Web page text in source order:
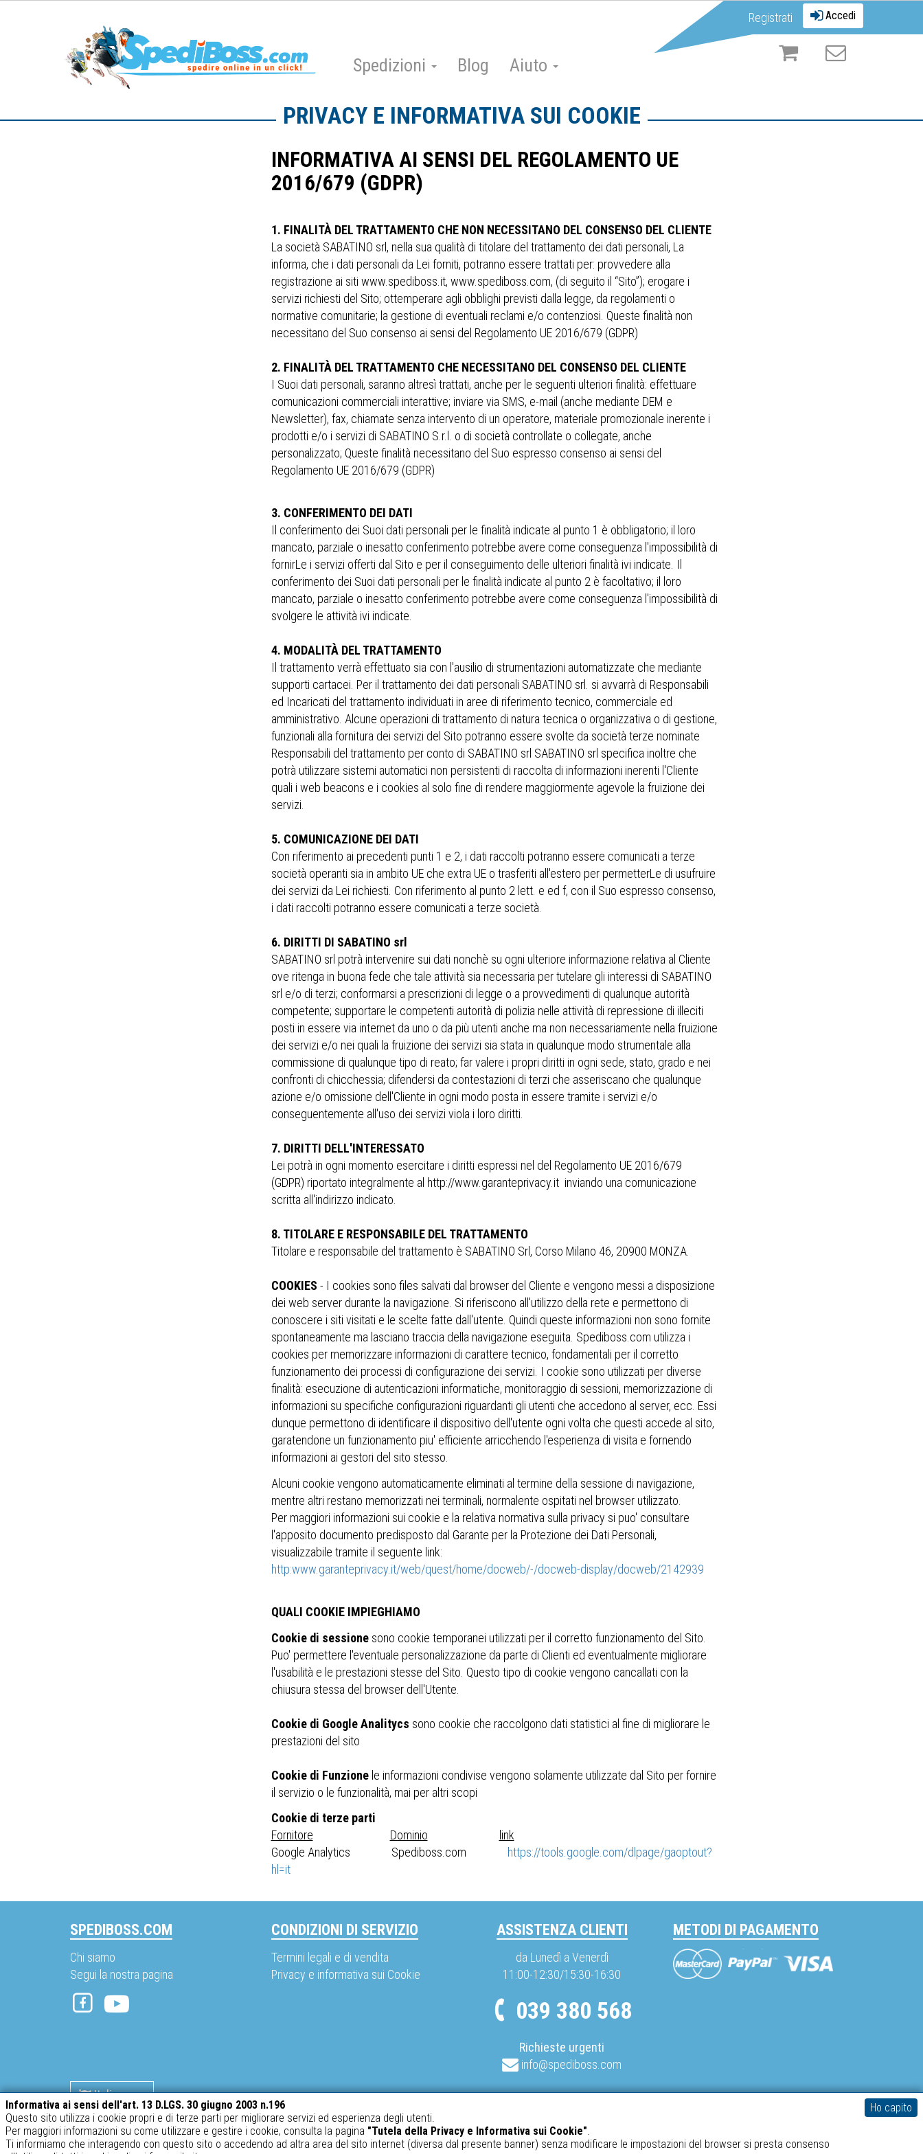
Informativa ai sensi dell'art. 13 D.LGS. 30 giugno 2003 n.196
Questo sito utilizza i cookie propri e di terze parti per migliorare servizi ed esperienza degli utenti.
Per maggiori informazioni su come utilizzare e gestire i cookie, consulta la pagina "Tutela della Privacy e Informativa sui Cookie".
Ti informiamo che interagendo con questo sito o accedendo ad altra area del sito internet (diversa dal presente banner) senza modificare le impostazioni del browser si presta consenso
Ho capito
Registrati Accedi
Spedizioni Blog Aiuto
PRIVACY E INFORMATIVA SUI COOKIE
INFORMATIVA AI SENSI DEL REGOLAMENTO UE
2016/679 (GDPR)
1. FINALITÀ DEL TRATTAMENTO CHE NON NECESSITANO DEL CONSENSO DEL CLIENTE
La società SABATINO srl, nella sua qualità di titolare del trattamento dei dati personali, La
informa, che i dati personali da Lei forniti, potranno essere trattati per: provvedere alla
registrazione ai siti www.spediboss.it, www.spediboss.com, (di seguito il “Sito”); erogare i
servizi richiesti del Sito; ottemperare agli obblighi previsti dalla legge, da regolamenti o
normative comunitarie; la gestione di eventuali reclami e/o contenziosi. Queste finalità non
necessitano del Suo consenso ai sensi del Regolamento UE 2016/679 (GDPR)
2. FINALITÀ DEL TRATTAMENTO CHE NECESSITANO DEL CONSENSO DEL CLIENTE
I Suoi dati personali, saranno altresì trattati, anche per le seguenti ulteriori finalità: effettuare
comunicazioni commerciali interattive; inviare via SMS, e-mail (anche mediante DEM e
Newsletter), fax, chiamate senza intervento di un operatore, materiale promozionale inerente i
prodotti e/o i servizi di SABATINO S.r.l. o di società controllate o collegate, anche
personalizzato; Queste finalità necessitano del Suo espresso consenso ai sensi del
Regolamento UE 2016/679 (GDPR)
3. CONFERIMENTO DEI DATI
Il conferimento dei Suoi dati personali per le finalità indicate al punto 1 è obbligatorio; il loro
mancato, parziale o inesatto conferimento potrebbe avere come conseguenza l'impossibilità di
fornirLe i servizi offerti dal Sito e per il conseguimento delle ulteriori finalità ivi indicate. Il
conferimento dei Suoi dati personali per le finalità indicate al punto 2 è facoltativo; il loro
mancato, parziale o inesatto conferimento potrebbe avere come conseguenza l'impossibilità di
svolgere le attività ivi indicate.
4. MODALITÀ DEL TRATTAMENTO
Il trattamento verrà effettuato sia con l'ausilio di strumentazioni automatizzate che mediante
supporti cartacei. Per il trattamento dei dati personali SABATINO srl. si avvarrà di Responsabili
ed Incaricati del trattamento individuati in aree di riferimento tecnico, commerciale ed
amministrativo. Alcune operazioni di trattamento di natura tecnica o organizzativa o di gestione,
funzionali alla fornitura dei servizi del Sito potranno essere svolte da società terze nominate
Responsabili del trattamento per conto di SABATINO srl SABATINO srl specifica inoltre che
potrà utilizzare sistemi automatici non persistenti di raccolta di informazioni inerenti l'Cliente
quali i web beacons e i cookies al solo fine di rendere maggiormente agevole la fruizione dei
servizi.
5. COMUNICAZIONE DEI DATI
Con riferimento ai precedenti punti 1 e 2, i dati raccolti potranno essere comunicati a terze
società operanti sia in ambito UE che extra UE o trasferiti all'estero per permetterLe di usufruire
dei servizi da Lei richiesti. Con riferimento al punto 2 lett. e ed f, con il Suo espresso consenso,
i dati raccolti potranno essere comunicati a terze società.
6. DIRITTI DI SABATINO srl
SABATINO srl potrà intervenire sui dati nonchè su ogni ulteriore informazione relativa al Cliente
ove ritenga in buona fede che tale attività sia necessaria per tutelare gli interessi di SABATINO
srl e/o di terzi; conformarsi a prescrizioni di legge o a provvedimenti di qualunque autorità
competente; supportare le competenti autorità di polizia nelle attività di repressione di illeciti
posti in essere via internet da uno o da più utenti anche ma non necessariamente nella fruizione
dei servizi e/o nei quali la fruizione dei servizi sia stata in qualunque modo strumentale alla
commissione di qualunque tipo di reato; far valere i propri diritti in ogni sede, stato, grado e nei
confronti di chicchessia; difendersi da contestazioni di terzi che asseriscano che qualunque
azione e/o omissione dell'Cliente in ogni modo posta in essere tramite i servizi e/o
conseguentemente all'uso dei servizi viola i loro diritti.
7. DIRITTI DELL'INTERESSATO
Lei potrà in ogni momento esercitare i diritti espressi nel del Regolamento UE 2016/679
(GDPR) riportato integralmente al http://www.garanteprivacy.it inviando una comunicazione
scritta all'indirizzo indicato.
8. TITOLARE E RESPONSABILE DEL TRATTAMENTO
Titolare e responsabile del trattamento è SABATINO Srl, Corso Milano 46, 20900 MONZA.
COOKIES - I cookies sono files salvati dal browser del Cliente e vengono messi a disposizione
dei web server durante la navigazione. Si riferiscono all'utilizzo della rete e permettono di
conoscere i siti visitati e le scelte fatte dall'utente. Quindi queste informazioni non sono fornite
spontaneamente ma lasciano traccia della navigazione eseguita. Spediboss.com utilizza i
cookies per memorizzare informazioni di carattere tecnico, fondamentali per il corretto
funzionamento dei processi di configurazione dei servizi. I cookie sono utilizzati per diverse
finalità: esecuzione di autenticazioni informatiche, monitoraggio di sessioni, memorizzazione di
informazioni su specifiche configurazioni riguardanti gli utenti che accedono al server, ecc. Essi
dunque permettono di identificare il dispositivo dell'utente ogni volta che questi accede al sito,
garatendone un funzionamento piu' efficiente arricchendo l'esperienza di visita e fornendo
informazioni ai gestori del sito stesso.
Alcuni cookie vengono automaticamente eliminati al termine della sessione di navigazione,
mentre altri restano memorizzati nei terminali, normalente ospitati nel browser utilizzato.
Per maggiori informazioni sui cookie e la relativa normativa sulla privacy si puo' consultare
l'apposito documento predisposto dal Garante per la Protezione dei Dati Personali,
visualizzabile tramite il seguente link:
http:www.garanteprivacy.it/web/quest/home/docweb/-/docweb-display/docweb/2142939
QUALI COOKIE IMPIEGHIAMO
Cookie di sessione sono cookie temporanei utilizzati per il corretto funzionamento del Sito.
Puo' permettere l'eventuale personalizzazione da parte di Clienti ed eventualmente migliorare
l'usabilità e le prestazioni stesse del Sito. Questo tipo di cookie vengono cancallati con la
chiusura stessa del browser dell'Utente.
Cookie di Google Analitycs sono cookie che raccolgono dati statistici al fine di migliorare le
prestazioni del sito
Cookie di Funzione le informazioni condivise vengono solamente utilizzate dal Sito per fornire
il servizio o le funzionalità, mai per altri scopi
Cookie di terze parti
Fornitore
Dominio
link
Google Analytics Spediboss.com
https://tools.google.com/dlpage/gaoptout?
hl=it
SPEDIBOSS.COM
Chi siamo
Segui la nostra pagina
CONDIZIONI DI SERVIZIO
Termini legali e di vendita
Privacy e informativa sui Cookie
ASSISTENZA CLIENTI
da Lunedì a Venerdì
11:00-12:30/15:30-16:30
039 380 568
Richieste urgenti
info@spediboss.com
METODI DI PAGAMENTO
Mastercard Visa
Italiano
SABATINO srl – P.IVA 02634410969 spediboss.com © 2014-2026